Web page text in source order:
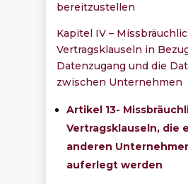
bereitzustellen
Kapitel IV –
Vertragsklauseln in
Datenzugang und die
zwischen Unternehmen
Artikel 13-
Vertragsklauseln, die
anderen
auferlegt werden